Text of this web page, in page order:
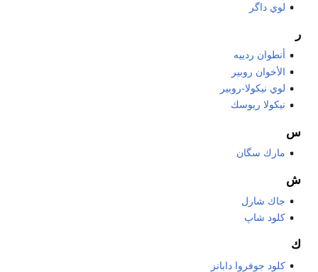
لوي داگر
ر
أنطوان ردييه
الأخوان روبير
لوي نيكولا-روبير
نيكولا ريوسك
س
مارك سگان
ش
جاك شارل
كلود شاپ
ك
كلود جوفروا دابانز